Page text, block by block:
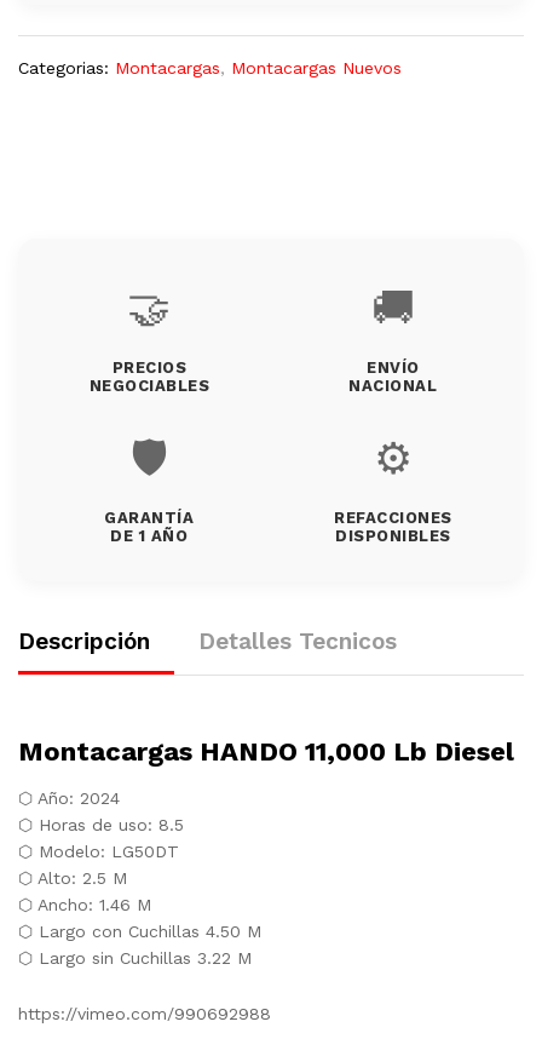
Categorias: Montacargas, Montacargas Nuevos
🤝
PRECIOS
NEGOCIABLES
🚚
ENVÍO
NACIONAL
🛡️
GARANTÍA
DE 1 AÑO
⚙️
REFACCIONES
DISPONIBLES
Descripción Detalles Tecnicos
Montacargas HANDO 11,000 Lb Diesel
⬡ Año: 2024
⬡ Horas de uso: 8.5
⬡ Modelo: LG50DT
⬡ Alto: 2.5 M
⬡ Ancho: 1.46 M
⬡ Largo con Cuchillas 4.50 M
⬡ Largo sin Cuchillas 3.22 M
https://vimeo.com/990692988